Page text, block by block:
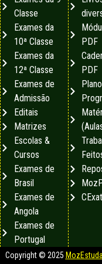
Classe
Exames da
10ª Classe
Exames da
12ª Classe
Exames de
Admissão
Editais
Matrizes
Escolas &
Cursos
Exames de
Brasil
Exames de
Angola
Exames de
Portugal
PDF
PDF
Copyright © 2025 MozEstuda